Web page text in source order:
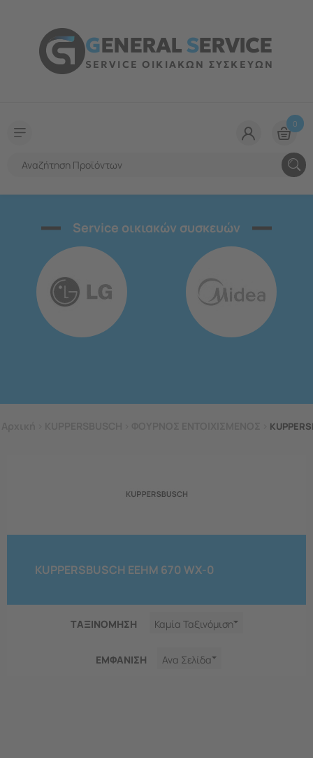
GENERALSERVICE
SERVICE ΟΙΚΙΑΚΩΝ ΣΥΣΚΕΥΩΝ
0
Service οικιακών συσκευών
KUPPERSBUSCH EEHM 670 WX-0
ΤΑΞΙΝΟΜΗΣΗ Καμία Ταξινόμιση
ΕΜΦΑNΙΣΗ Ανα Σελίδα